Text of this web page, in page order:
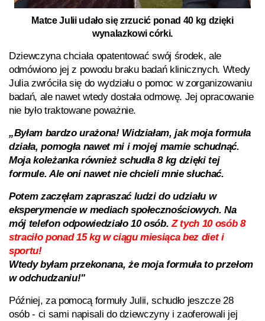
Matce Julii udało się zrzucić ponad 40 kg dzięki
wynalazkowi córki.
Dziewczyna chciała opatentować swój środek, ale
odmówiono jej z powodu braku badań klinicznych. Wtedy
Julia zwróciła się do wydziału o pomoc w zorganizowaniu
badań, ale nawet wtedy dostała odmowę. Jej opracowanie
nie było traktowane poważnie.
„Byłam bardzo urażona! Widziałam, jak moja formuła
działa, pomogła nawet mi i mojej mamie schudnąć.
Moja koleżanka również schudła 8 kg dzięki tej
formule. Ale oni nawet nie chcieli mnie słuchać.
Potem zaczęłam zapraszać ludzi do udziału w
eksperymencie w mediach społecznościowych. Na
mój telefon odpowiedziało 10 osób.Z tych 10 osób 8
straciło ponad 15 kg w ciągu miesiąca bez diet i
sportu!
Wtedy byłam przekonana, że moja formuła to przełom
w odchudzaniu!"
Później, za pomocą formuły Julii, schudło jeszcze 28
osób - ci sami napisali do dziewczyny i zaoferowali jej